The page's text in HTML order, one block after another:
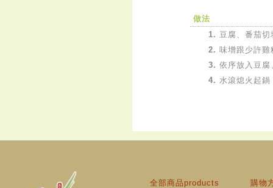
做法
1. 豆腐、番茄
2. 味增跟少許
3. 依序放入豆
4. 水滾熄火起
全部商品products
購物